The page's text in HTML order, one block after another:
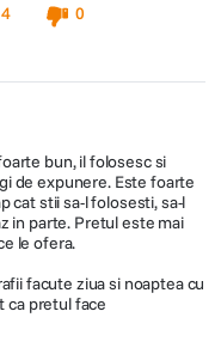
4
0
bun, il folosesc si
de expunere. Este foarte
cat stii sa-l folosesti, sa-l
in parte. Pretul este mai
le ofera.
facute ziua si noaptea cu
ca pretul face